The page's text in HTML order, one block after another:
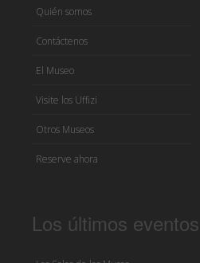
Quién somos
Contáctenos
El Museo
Visite los Uffizi
Otros Museos
Reserve ahora
Los últimos eventos